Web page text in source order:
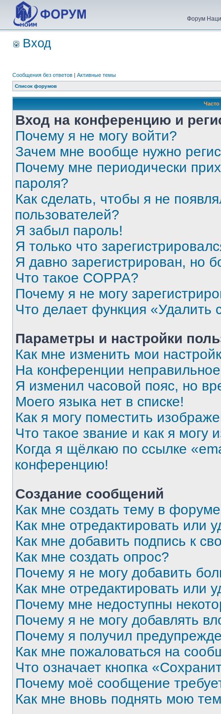
Форум
Вход
Сообщения без ответов | Активные темы
Список форумов
Вход на конференцию и
Почему я не могу войти?
Зачем мне вообще нужно
Почему мне периодически
пароля?
Как сделать, чтобы я не
пользователей?
Я забыл пароль!
Я только что
Я давно зарегистрирован, но
Что такое COPPA?
Почему я не могу
Что делает функция «Удалить
Параметры и настройки
Как мне изменить мои
На конференции
Я изменил часовой пояс, но
Моего языка нет в списке!
Как я могу поместить
Что такое звание и как я могу
Когда я щёлкаю по ссылке
конференцию!
Создание сообщений
Как мне создать тему в
Как мне отредактировать или
Как мне добавить подпись к
Как мне создать опрос?
Почему я не могу добавить
Как мне отредактировать или
Почему мне недоступны
Почему я не могу добавлять
Почему я получил
Как мне пожаловаться на
Что означает кнопка
Почему моё сообщение
Как мне вновь поднять мою